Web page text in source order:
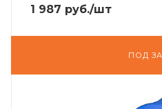
1 987 руб./шт
ПОД